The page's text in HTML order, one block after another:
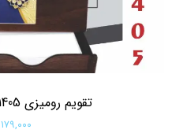
تقویم رومیزی 1405 طرح گل sh-600
۱۷۹,۰۰۰ تومان